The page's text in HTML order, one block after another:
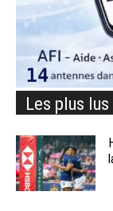
Les plus lus